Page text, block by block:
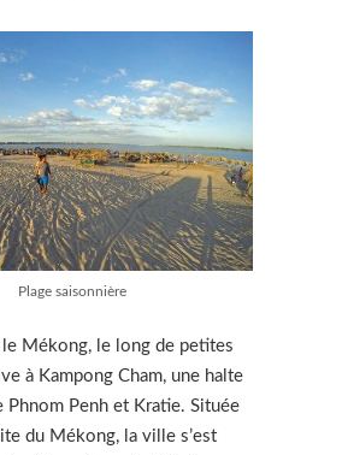
Plage saisonnière
le Mékong, le long de petites
à Kampong Cham, une halte
Phnom Penh et Kratie. Située
du Mékong, la ville s’est